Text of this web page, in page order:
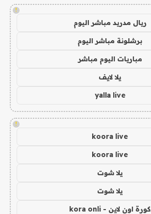
!
ريال مدريد مباشر اليوم
برشلونة مباشر اليوم
مباريات اليوم مباشر
يلا لايف
yalla live
!
koora live
koora live
يلا شوت
يلا شوت
كورة اون لاين - kora onli